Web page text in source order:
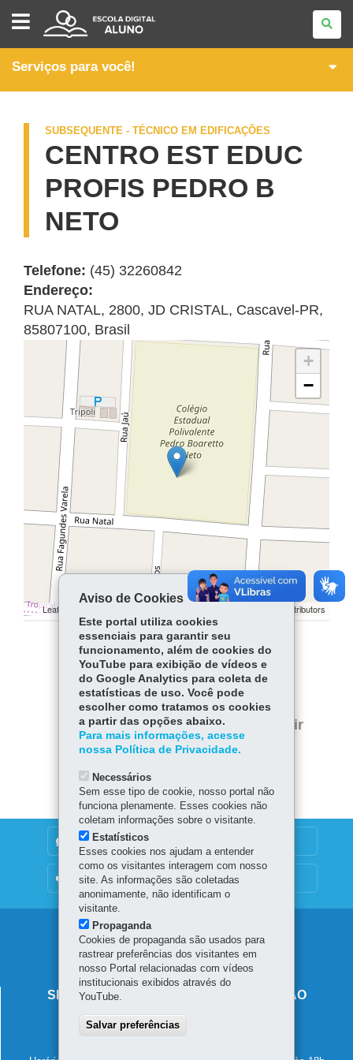
PÓS-
MÉDIO
-
CURSOS
TÉCNICOS
SUBSEQUENTES
Serviços para você!
SUBSEQUENTE - TÉCNICO EM EDIFICAÇÕES
CENTRO EST EDUC
PROFIS PEDRO B
NETO
Telefone: (45) 32260842
Endereço:
RUA NATAL, 2800, JD CRISTAL, Cascavel -PR,
85807100, Brasil
+
−
Leaflet | © contributors
COMPARTILHE:
Facebook
Twitter
WhatsApp
Voltar Início
Imprimir
Baixar
DENUNCIE CORRUPÇÃO
OUVIDORIA
Navegação
principal
SECRETARIA DE ESTADO DA EDUCAÇÃO
Av. Presidente Kennedy, 2511 - Guaíra
80610-011 -Curitiba
Aviso de Cookies
Este portal utiliza cookies
essenciais para garantir seu
funcionamento, além de cookies do
YouTube para exibição de vídeos e
do Google Analytics para coleta de
estatísticas de uso. Você pode
escolher como tratamos os cookies
a partir das opções abaixo.
Para mais informações, acesse
nossa Política de Privacidade.
Necessários
Sem esse tipo de cookie, nosso portal não
funciona plenamente. Esses cookies não
coletam informações sobre o visitante.
Estatísticos
Esses cookies nos ajudam a entender
como os visitantes interagem com nosso
site. As informações são coletadas
anonimamente, não identificam o
visitante.
Propaganda
Cookies de propaganda são usados para
rastrear preferências dos visitantes em
nosso Portal relacionadas com vídeos
institucionais exibidos através do
YouTube.
Salvar preferências